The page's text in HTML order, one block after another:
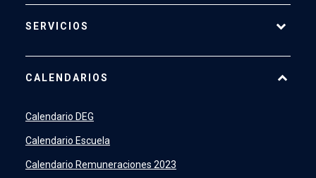
SERVICIOS
SIDINGlaunch
Academic Intelligence
PeopleSoftlaunch
CALENDARIOS
Calendario DEG
Calendario Escuela
Calendario Remuneraciones 2023